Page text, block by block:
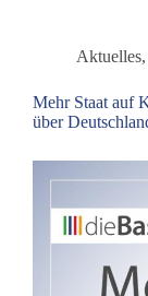
Aktuelles,
Mehr Staat auf
über